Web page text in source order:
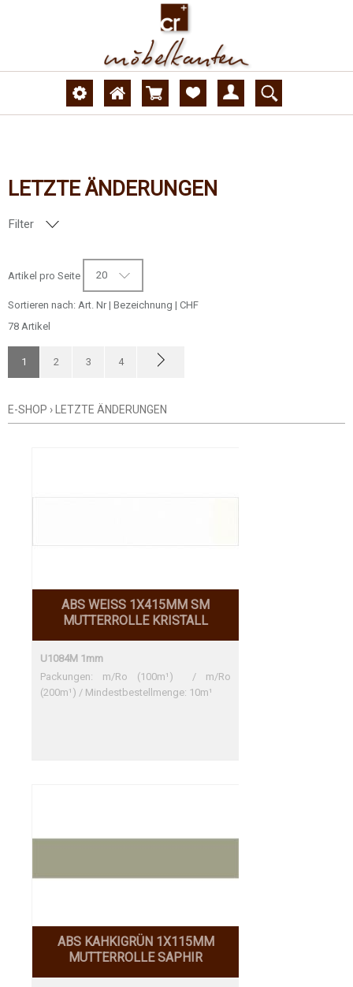
LETZTE ÄNDERUNGEN
Filter
WARENGRUPPE
Artikel pro Seite 20
Sortieren nach: Art. Nr | Bezeichnung | CHF
78 Artikel
1 2 3 4
E-SHOP › LETZTE ÄNDERUNGEN
ABS WEISS 1X415MM SM
MUTTERROLLE KRISTALL
U1084M 1mm
Packungen: m/Ro (100m¹) / m/Ro
(200m¹) / Mindestbestellmenge: 10m¹
ABS KAHKIGRÜN 1X115MM
MUTTERROLLE SAPHIR